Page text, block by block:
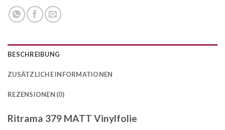
BESCHREIBUNG
ZUSÄTZLICHE INFORMATIONEN
REZENSIONEN (0)
Ritrama 379 MATT Vinylfolie